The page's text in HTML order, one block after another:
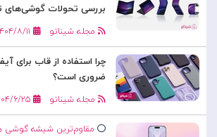
بررسی تحولات گوشی‌های
مجله شیناتو ۱۴۰۴/۸/
ضروری است؟
مجله شیناتو ۱۴۰۴/۶/
مقاوم‌ترین شیشه گوشی